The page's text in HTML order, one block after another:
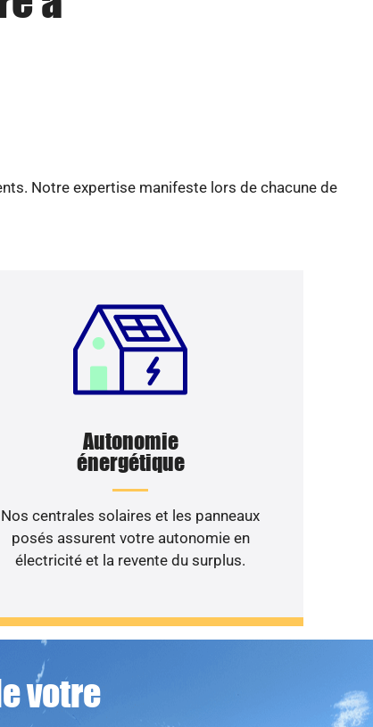
Notre expertise manifeste lors de chacune de
Autonomie
énergétique
Nos centrales solaires et les panneaux
posés assurent votre autonomie en
électricité et la revente du surplus.
votre